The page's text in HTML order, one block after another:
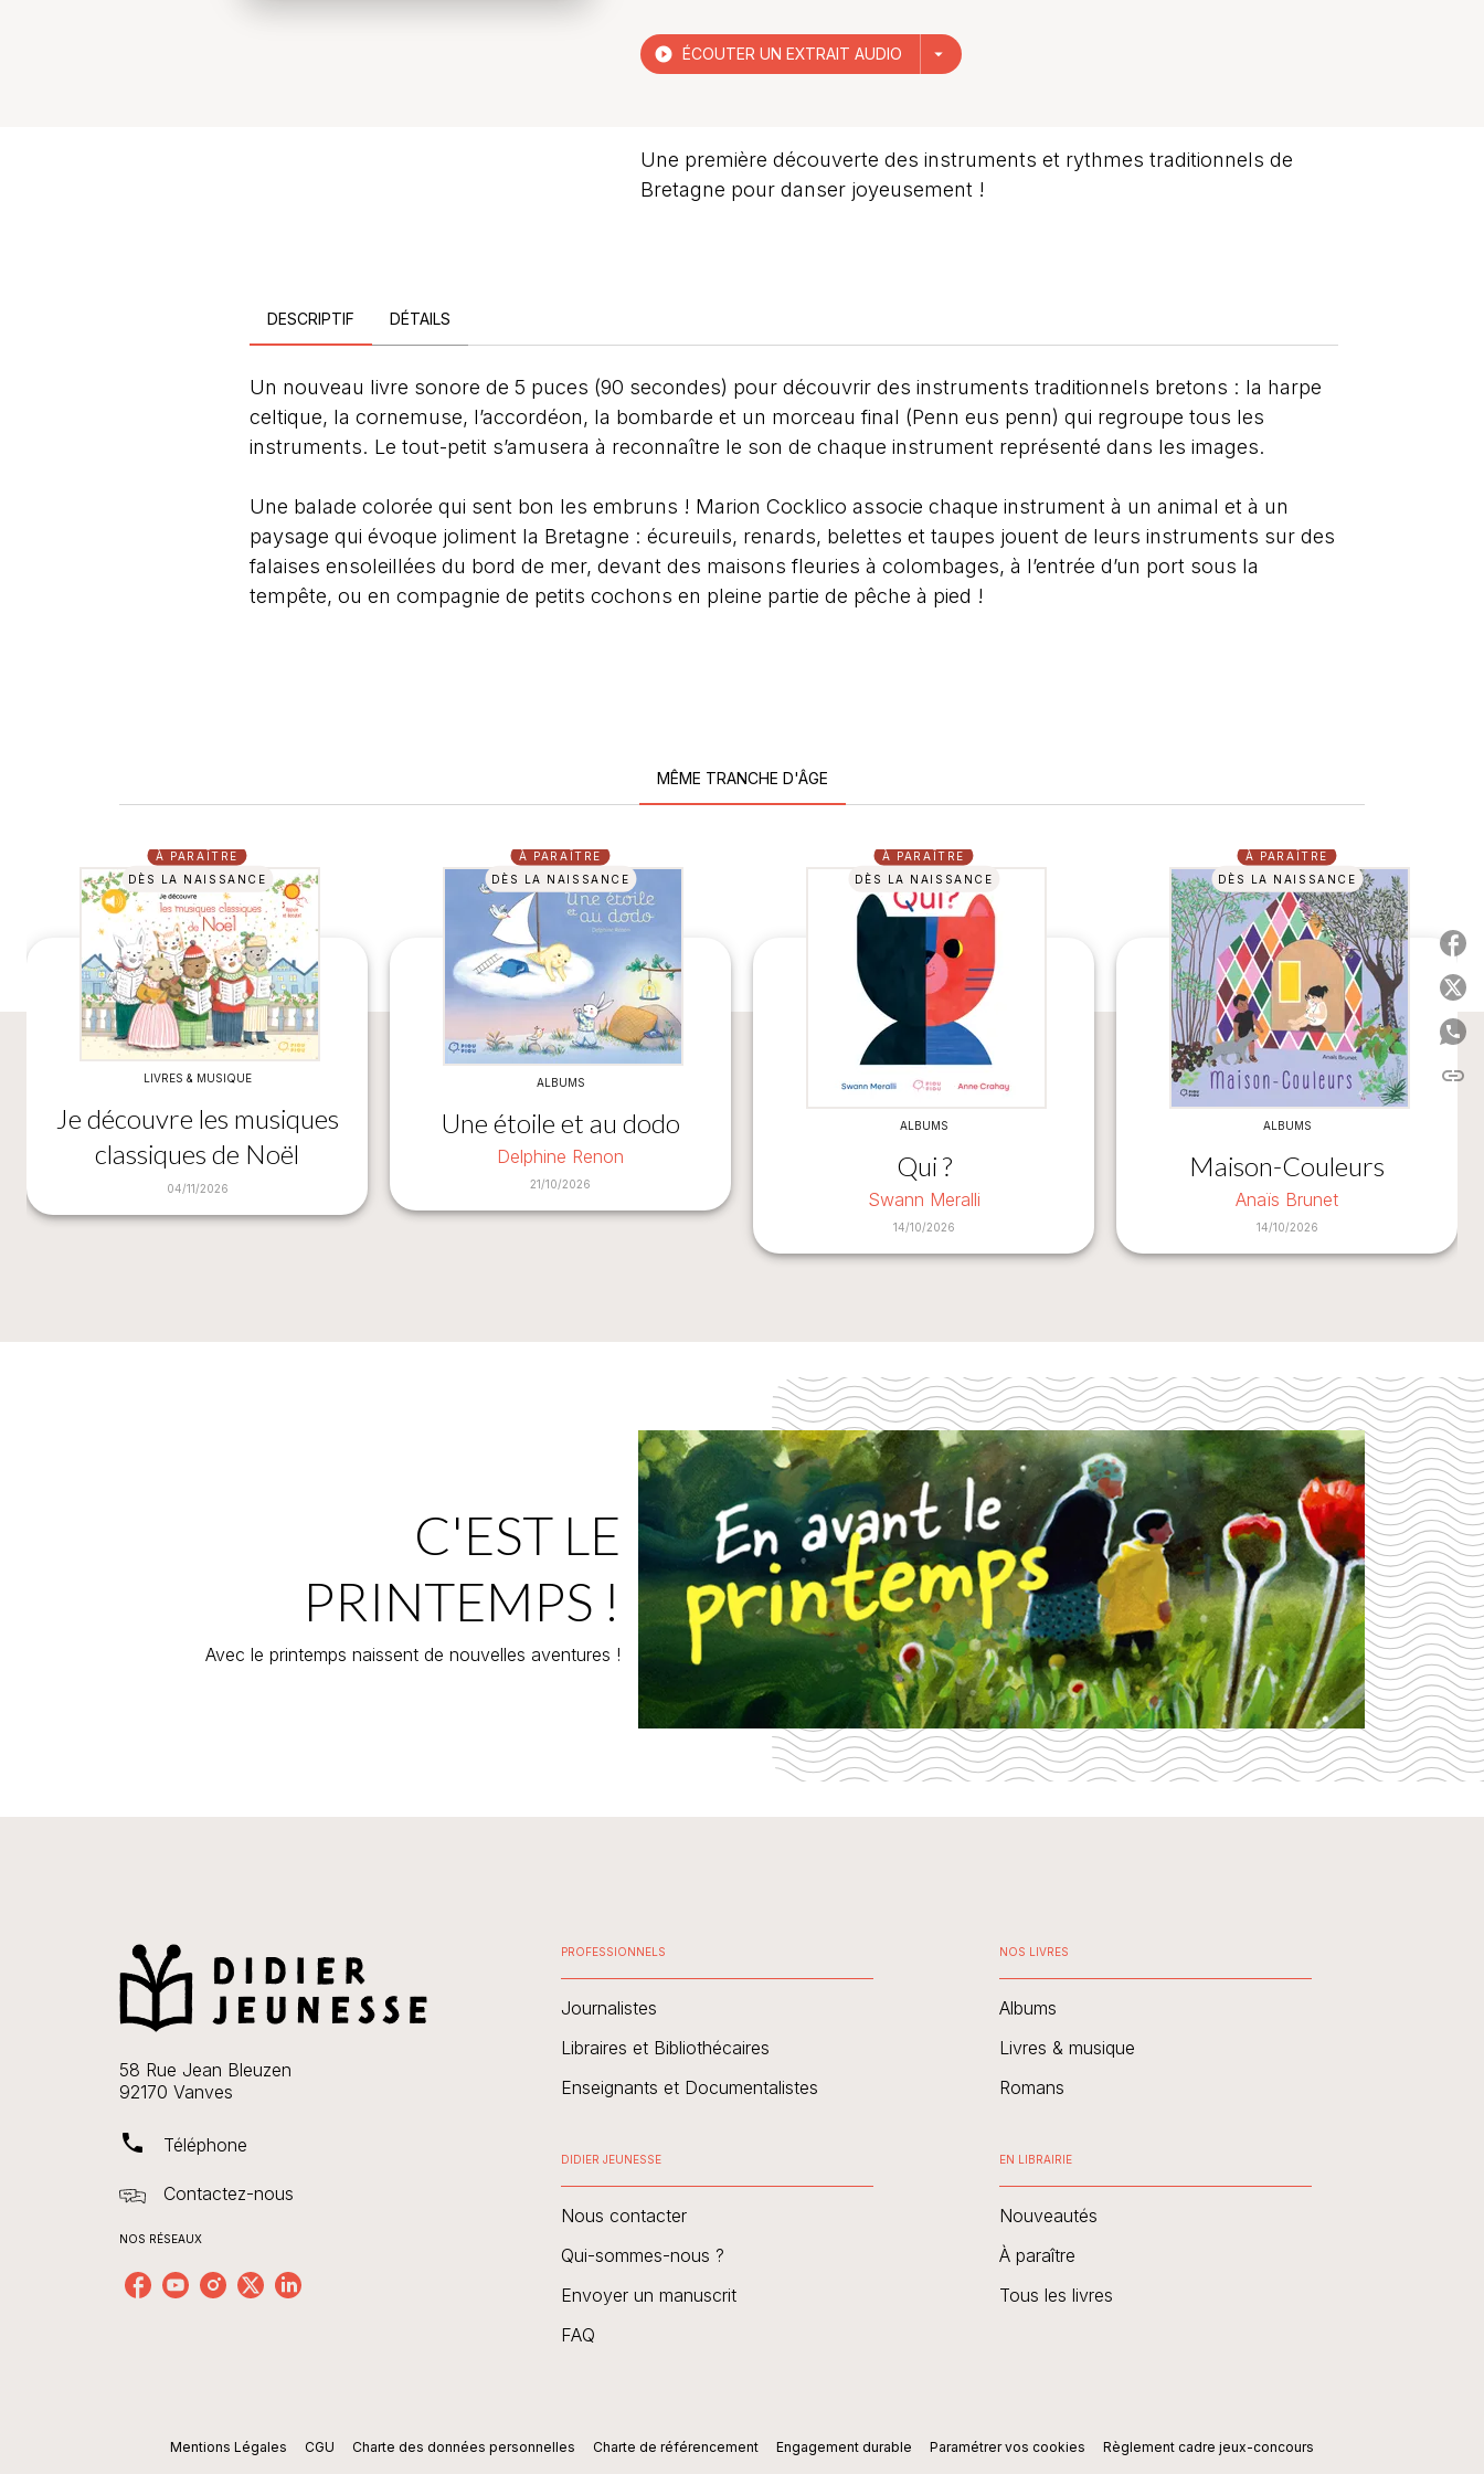
play_circle_filled ÉCOUTER UN EXTRAIT AUDIO arrow_drop_down
Une première découverte des instruments et rythmes traditionnels de
Bretagne pour danser joyeusement !
DESCRIPTIF DÉTAILS
Un nouveau livre sonore de 5 puces (90 secondes) pour découvrir des instruments traditionnels bretons : la harpe
celtique, la cornemuse, l’accordéon, la bombarde et un morceau final (Penn eus penn) qui regroupe tous les
instruments. Le tout-petit s’amusera à reconnaître le son de chaque instrument représenté dans les images.
Une balade colorée qui sent bon les embruns ! Marion Cocklico associe chaque instrument à un animal et à un
paysage qui évoque joliment la Bretagne : écureuils, renards, belettes et taupes jouent de leurs instruments sur des
falaises ensoleillées du bord de mer, devant des maisons fleuries à colombages, à l’entrée d’un port sous la
tempête, ou en compagnie de petits cochons en pleine partie de pêche à pied !
MÊME TRANCHE D'ÂGE
À PARAÎTRE
DÈS LA NAISSANCE
LIVRES & MUSIQUE
Je découvre les musiques
classiques de Noël
04/11/2026
À PARAÎTRE
DÈS LA NAISSANCE
ALBUMS
Une étoile et au dodo
Delphine Renon
21/10/2026
À PARAÎTRE
DÈS LA NAISSANCE
ALBUMS
Qui ?
Swann Meralli
14/10/2026
À PARAÎTRE
DÈS LA NAISSANCE
ALBUMS
Maison-Couleurs
Anaïs Brunet
14/10/2026
C'EST LE
PRINTEMPS !
Avec le printemps naissent de nouvelles aventures !
link
58 Rue Jean Bleuzen
92170 Vanves
phone Téléphone
Contactez-nous
NOS RÉSEAUX
PROFESSIONNELS
Journalistes
Libraires et Bibliothécaires
Enseignants et Documentalistes
DIDIER JEUNESSE
Nous contacter
Qui-sommes-nous ?
Envoyer un manuscrit
FAQ
NOS LIVRES
Albums
Livres & musique
Romans
EN LIBRAIRIE
Nouveautés
À paraître
Tous les livres
Mentions Légales CGU Charte des données personnelles Charte de référencement Engagement durable Paramétrer vos cookies Règlement cadre jeux-concours